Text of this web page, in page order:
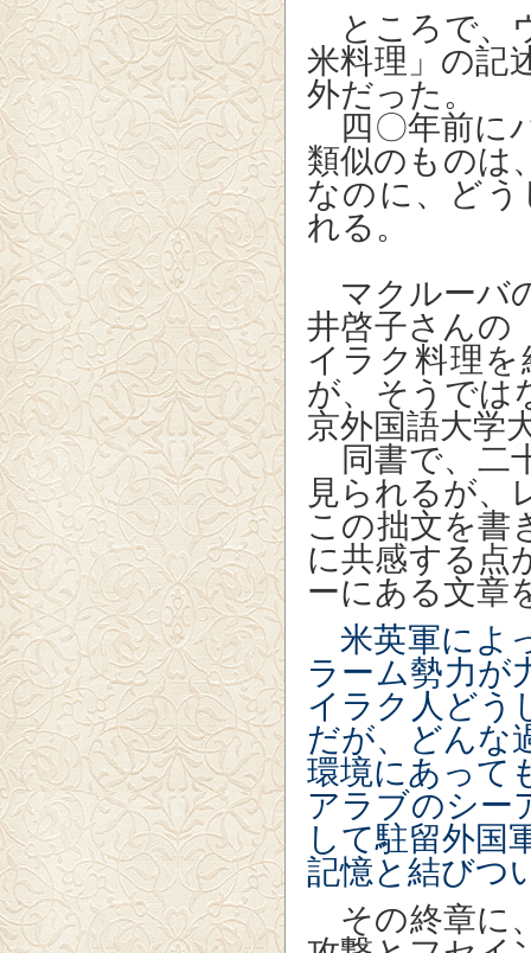
ところで、
米料理」の記
外だった。
四〇年前に
類似のものは
なのに、ど
れる。
マクルーバ
井啓子さんの
イラク料理
が、そうでは
京外国語大学
同書で、二
見られるが、
この拙文を書
に共感する点
ーにある文章
米英軍によ
ラーム勢力が
イラク人どう
だが、どんな
環境にあって
アラブのシー
して駐留外国
記憶と結びつ
その終章に